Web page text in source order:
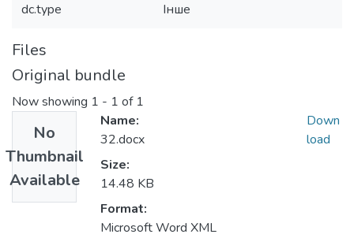
dc.type Інше
Files
Original bundle
Now showing 1 - 1 of 1
No
Thumbnail
Available
Name:
32.docx
Size:
14.48 KB
Format:
Microsoft Word XML
Down
load